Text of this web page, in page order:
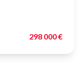
298 000 €